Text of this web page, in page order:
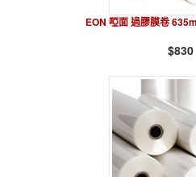
EON 啞面 過膠膜卷
$830